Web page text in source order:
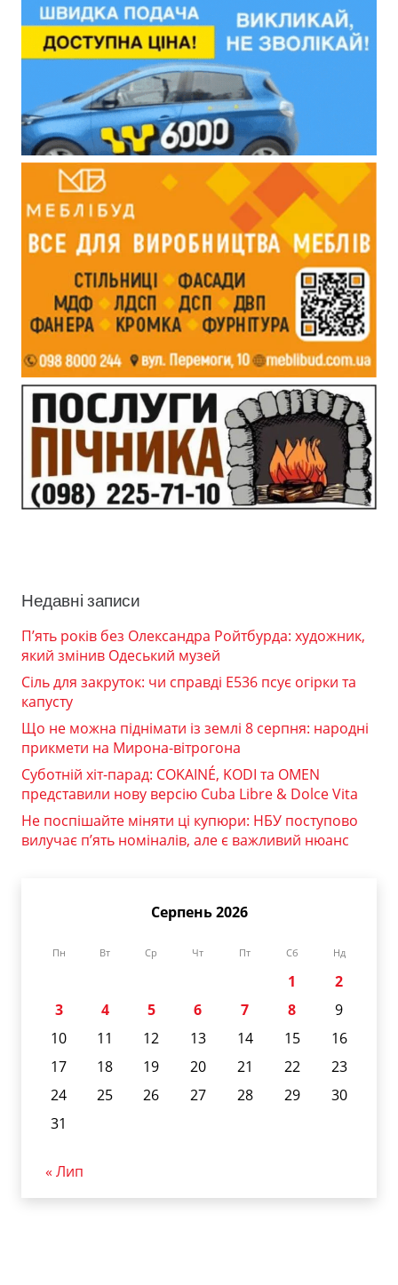
Недавні записи
П’ять років без Олександра Ройтбурда: художник,
який змінив Одеський музей
Сіль для закруток: чи справді Е536 псує огірки та
капусту
Що не можна піднімати із землі 8 серпня: народні
прикмети на Мирона-вітрогона
Суботній хіт-парад: COKAINÉ, KODI та OMEN
представили нову версію Cuba Libre & Dolce Vita
Не поспішайте міняти ці купюри: НБУ поступово
вилучає п’ять номіналів, але є важливий нюанс
Серпень 2026
Пн Вт Ср Чт Пт Сб Нд
1
2
3
4 5 6 7 8
9
10
11 12 13 14 15
16
17
18 19 20 21 22
23
24
25 26 27 28 29
30
31
« Лип